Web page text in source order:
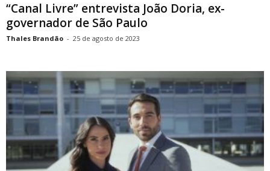
“Canal Livre” entrevista João Doria, ex-
governador de São Paulo
Thales Brandão - 25 de agosto de 2023